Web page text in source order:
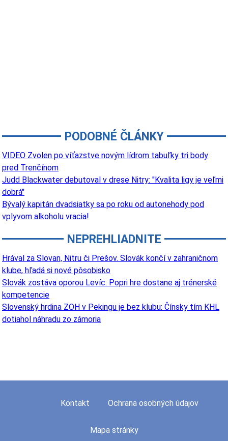
PODOBNÉ ČLÁNKY
VIDEO Zvolen po víťazstve novým lídrom tabuľky tri body
pred Trenčínom
Judd Blackwater debutoval v drese Nitry: "Kvalita ligy je veľmi
dobrá"
Bývalý kapitán dvadsiatky sa po roku od autonehody pod
vplyvom alkoholu vracia!
NEPREHLIADNITE
Hrával za Slovan, Nitru či Prešov. Slovák končí v zahraničnom
klube, hľadá si nové pôsobisko
Slovák zostáva oporou Levíc. Popri hre dostane aj trénerské
kompetencie
Slovenský hrdina ZOH v Pekingu je bez klubu: Čínsky tím KHL
dotiahol náhradu zo zámoria
Kontakt Ochrana osobných údajov
Mapa stránky